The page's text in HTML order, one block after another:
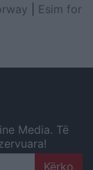
Esim for
Media. Të